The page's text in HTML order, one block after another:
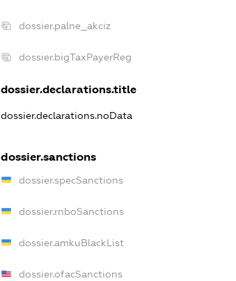
dossier.palne_akciz
dossier.bigTaxPayerReg
dossier.declarations.title
dossier.declarations.noData
dossier.sanctions
dossier.specSanctions
dossier.rnboSanctions
dossier.amkuBlackList
dossier.ofacSanctions